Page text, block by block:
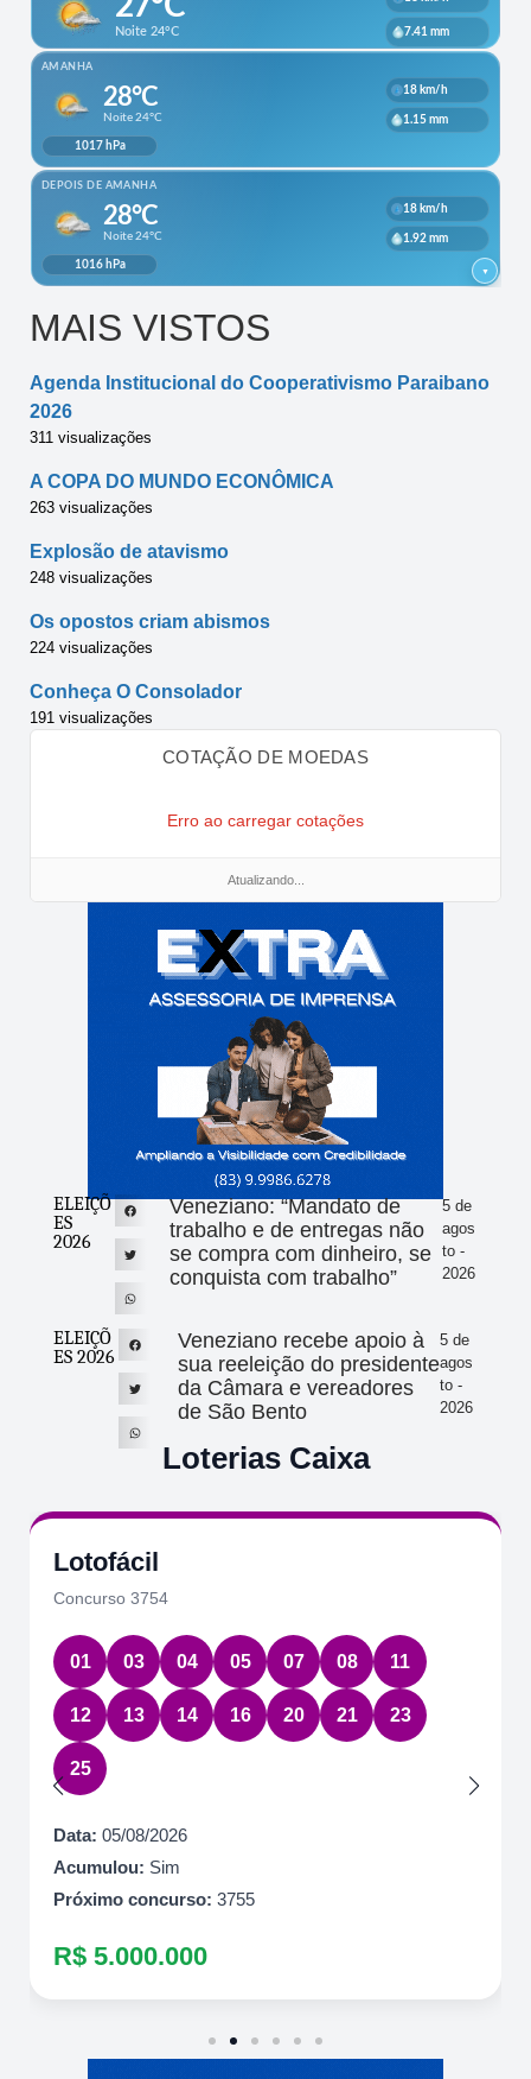
MAIS VISTOS
Agenda Institucional do Cooperativismo Paraibano
2026
311 visualizações
A COPA DO MUNDO ECONÔMICA
263 visualizações
Explosão de atavismo
248 visualizações
Os opostos criam abismos
224 visualizações
Conheça O Consolador
191 visualizações
COTAÇÃO DE MOEDAS
Erro ao carregar cotações
Atualizando...
ELEIÇÕ
ES
2026
Veneziano: “Mandato de
trabalho e de entregas não
se compra com dinheiro, se
conquista com trabalho”
5 de
agos
to -
2026
ELEIÇÕ
ES 2026
Veneziano recebe apoio à
sua reeleição do presidente
da Câmara e vereadores
de São Bento
5 de
agos
to -
2026
Loterias Caixa
Lotofácil
Concurso 3754
01 03 04 05 07 08 11
12 13 14 16 20 21 23
25
Data: 05/08/2026
Acumulou: Sim
Próximo concurso: 3755
R$ 5.000.000